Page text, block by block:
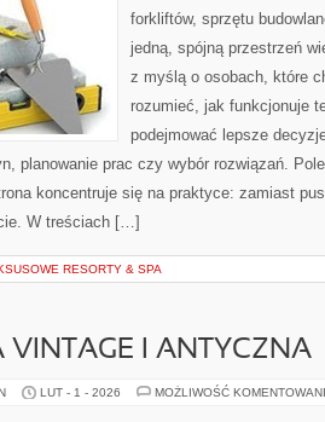
forkliftów, sprzętu
jedną, spójną przestrzeń
z myślą o osobach, które
rozumieć, jak funkcjonuje
podejmować lepsze
planowanie prac czy wybór rozwiązań.
koncentruje się na praktyce: zamiast
W treściach […]
RESORTY & SPA
VINTAGE I ANTYCZNA
LUT - 1 - 2026 MOŻLIWOŚĆ